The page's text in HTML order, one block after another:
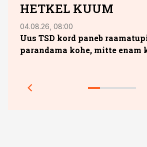
HETKEL KUUM
04.08.26, 08:00
Uus TSD kord paneb
parandama kohe, mitte enam